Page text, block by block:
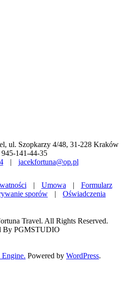
ul. Szopkarzy 4/48, 31-228 Kraków
141-44-35
| jacekfortuna@op.pl
| Umowa |
Formularz
sporów | Oświadczenia
Travel. All Rights Reserved.
By PGMSTUDIO
Powered by WordPress.